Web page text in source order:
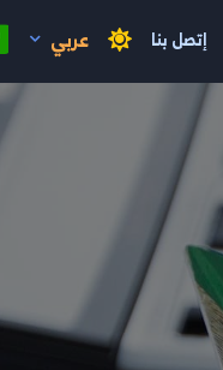
إتصل بنا عربي